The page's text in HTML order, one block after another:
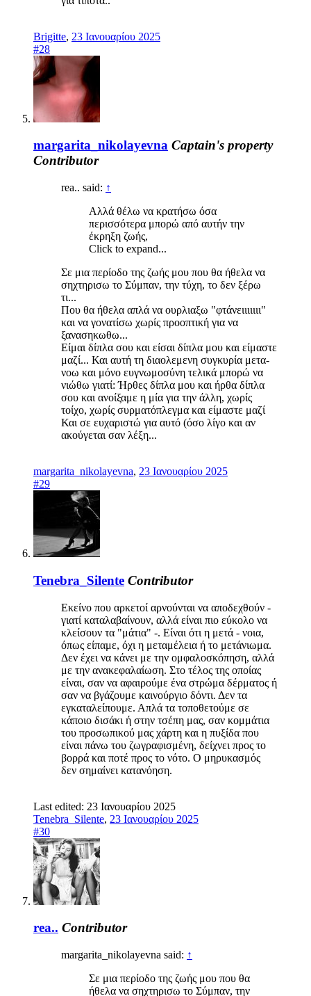
Brigitte, 23 Ιανουαρίου 2025
#28
margarita_nikolayevna Captain's property
Contributor
rea.. said: ↑
Αλλά θέλω να κρατήσω όσα
περισσότερα μπορώ από αυτήν την
έκρηξη ζωής,
Click to expand...
Σε μια περίοδο της ζωής μου που θα ήθελα να
σηχτηρισω το Σύμπαν, την τύχη, το δεν ξέρω
τι...
Που θα ήθελα απλά να ουρλιαξω "φτάνειιιιιιι"
και να γονατίσω χωρίς προοπτική για να
ξανασηκωθω...
Είμαι δίπλα σου και είσαι δίπλα μου και είμαστε
μαζί... Και αυτή τη διαολεμενη συγκυρία μετα-
νοω και μόνο ευγνωμοσύνη τελικά μπορώ να
νιώθω γιατί: Ήρθες δίπλα μου και ήρθα δίπλα
σου και ανοίξαμε η μία για την άλλη, χωρίς
τοίχο, χωρίς συρματόπλεγμα και είμαστε μαζί
Και σε ευχαριστώ για αυτό (όσο λίγο και αν
ακούγεται σαν λέξη...
margarita_nikolayevna, 23 Ιανουαρίου 2025
#29
Tenebra_Silente Contributor
Εκείνο που αρκετοί αρνούνται να αποδεχθούν -
γιατί καταλαβαίνουν, αλλά είναι πιο εύκολο να
κλείσουν τα "μάτια" -. Είναι ότι η μετά - νοια,
όπως είπαμε, όχι η μεταμέλεια ή το μετάνιωμα.
Δεν έχει να κάνει με την ομφαλοσκόπηση, αλλά
με την ανακεφαλαίωση. Στο τέλος της οποίας
είναι, σαν να αφαιρούμε ένα στρώμα δέρματος ή
σαν να βγάζουμε καινούργιο δόντι. Δεν τα
εγκαταλείπουμε. Απλά τα τοποθετούμε σε
κάποιο δισάκι ή στην τσέπη μας, σαν κομμάτια
του προσωπικού μας χάρτη και η πυξίδα που
είναι πάνω του ζωγραφισμένη, δείχνει προς το
βορρά και ποτέ προς το νότο. Ο μηρυκασμός
δεν σημαίνει κατανόηση.
Last edited: 23 Ιανουαρίου 2025
Tenebra_Silente, 23 Ιανουαρίου 2025
#30
rea.. Contributor
margarita_nikolayevna said: ↑
Σε μια περίοδο της ζωής μου που θα
ήθελα να σηχτηρισω το Σύμπαν, την